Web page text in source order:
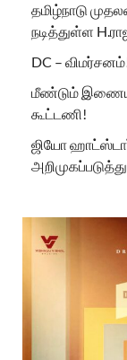
தமிழ்நாடு
நடித்துள்ள
DC –
மீண்டும்
கூட்டணி!
ஜியோ ஹாட்ஸ்டார்